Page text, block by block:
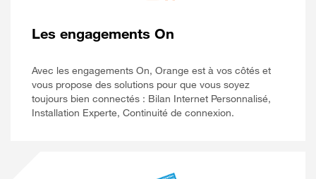
Les engagements On
Avec les engagements On, Orange est à vos côtés et
vous propose des solutions pour que vous soyez
toujours bien connectés : Bilan Internet Personnalisé,
Installation Experte, Continuité de connexion.